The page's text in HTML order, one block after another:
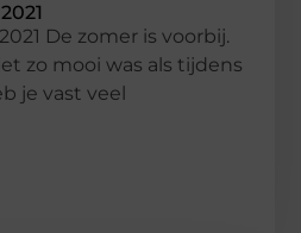
De zomer is voorbij.
zo mooi was als tijdens
je vast veel